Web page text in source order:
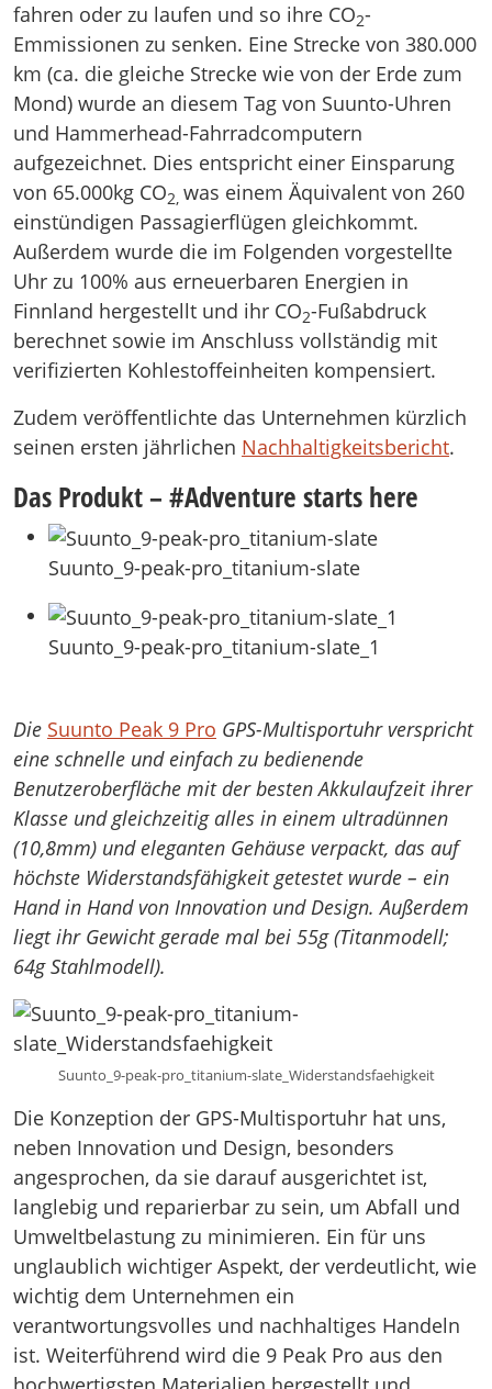
fahren oder zu laufen und so ihre CO2-
Emmissionen zu senken. Eine Strecke von 380.000
km (ca. die gleiche Strecke wie von der Erde zum
Mond) wurde an diesem Tag von Suunto-Uhren
und Hammerhead-Fahrradcomputern
aufgezeichnet. Dies entspricht einer Einsparung
von 65.000kg CO2, was einem Äquivalent von 260
einstündigen Passagierflügen gleichkommt.
Außerdem wurde die im Folgenden vorgestellte
Uhr zu 100% aus erneuerbaren Energien in
Finnland hergestellt und ihr CO2-Fußabdruck
berechnet sowie im Anschluss vollständig mit
verifizierten Kohlestoffeinheiten kompensiert.
Zudem veröffentlichte das Unternehmen kürzlich
seinen ersten jährlichen Nachhaltigkeitsbericht.
Das Produkt – #Adventure starts here
Suunto_9-peak-pro_titanium-slate
Suunto_9-peak-pro_titanium-slate_1
Die Suunto Peak 9 Pro GPS-Multisportuhr verspricht
eine schnelle und einfach zu bedienende
Benutzeroberfläche mit der besten Akkulaufzeit ihrer
Klasse und gleichzeitig alles in einem ultradünnen
(10,8mm) und eleganten Gehäuse verpackt, das auf
höchste Widerstandsfähigkeit getestet wurde – ein
Hand in Hand von Innovation und Design. Außerdem
liegt ihr Gewicht gerade mal bei 55g (Titanmodell;
64g Stahlmodell).
Suunto_9-peak-pro_titanium-slate_Widerstandsfaehigkeit
Die Konzeption der GPS-Multisportuhr hat uns,
neben Innovation und Design, besonders
angesprochen, da sie darauf ausgerichtet ist,
langlebig und reparierbar zu sein, um Abfall und
Umweltbelastung zu minimieren. Ein für uns
unglaublich wichtiger Aspekt, der verdeutlicht, wie
wichtig dem Unternehmen ein
verantwortungsvolles und nachhaltiges Handeln
ist. Weiterführend wird die 9 Peak Pro aus den